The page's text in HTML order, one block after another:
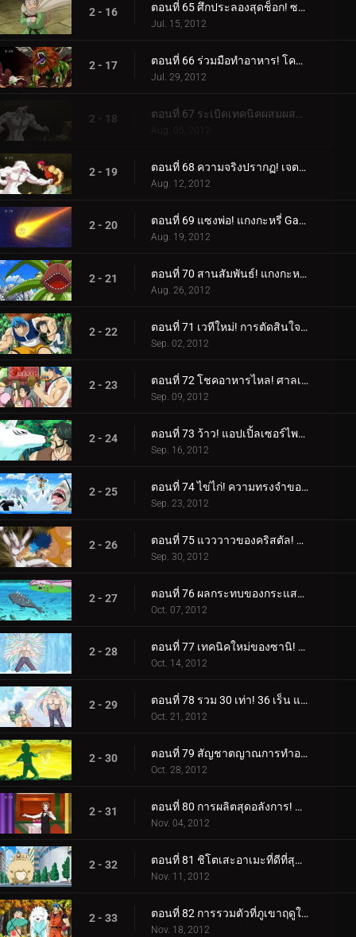
2 - 16 ตอนที่ 65 ศึกประลองสุดช็อก! ซาลาแมนเดอร์สฟิงซ์!
Jul. 15, 2012
2 - 17 ตอนที่ 66 ร่วมมือทำอาหาร! โคมัตสึคัดท้ายโทริโกะและม้าลาย!
Jul. 29, 2012
2 - 18
Aug. 05, 2012
2 - 19 ตอนที่ 68 ความจริงปรากฏ! เจตจำนงของโคมัตสึและตัวตนของสิ่งมีชีวิตลึกลับ!
Aug. 12, 2012
2 - 20 ตอนที่ 69 แซงพ่อ! แกงกะหรี่ Gatsugatsu กลางฤดูร้อน!
Aug. 19, 2012
2 - 21 ตอนที่ 70 สานสัมพันธ์! แกงกะหรี่ Supoerb Gatsugatsu!
Aug. 26, 2012
2 - 22 ตอนที่ 71 เวทีใหม่! การตัดสินใจของโทริโกะและการกลับมาของ "เขา"!
Sep. 02, 2012
2 - 23 ตอนที่ 72 โชคอาหารไหล! ศาลเจ้านักแสวงบุญ!
Sep. 09, 2012
2 - 24 ตอนที่ 73 ว้าว! แอปเปิ้ลเซอร์ไพรส์สุดอัศจรรย์!
Sep. 16, 2012
2 - 25 ตอนที่ 74 ไข่ไก่! ความทรงจำของชายชรา Yocchi และภรรยาของเขา
Sep. 23, 2012
2 - 26 ตอนที่ 75 แวววาวของคริสตัล! ปลาสลิดส่องแสง!
Sep. 30, 2012
2 - 27 ตอนที่ 76 ผลกระทบของกระแสน้ำเชี่ยว! น้ำตกยักษ์ น้ำตกแห่งความตาย!
Oct. 07, 2012
2 - 28 ตอนที่ 77 เทคนิคใหม่ของซานิ! ผลแห่งการฝึกฝนอันงดงาม!
Oct. 14, 2012
2 - 29 ตอนที่ 78 รวม 30 เท่า! 36 เร็น แฝดคูกิพันช์!
Oct. 21, 2012
2 - 30 ตอนที่ 79 สัญชาตญาณการทำอาหาร! โคมัตสึกับปลาสลิดเรืองแสง!
Oct. 28, 2012
2 - 31 ตอนที่ 80 การผลิตสุดอลังการ! บริการมื้ออาหารขั้นสุดยอด!
Nov. 04, 2012
2 - 32 ตอนที่ 81 ชิโตเสะอาเมะที่ดีที่สุด! เรื่องราวของโคมัตสึและยุน
Nov. 11, 2012
2 - 33 ตอนที่ 82 การรวมตัวที่ภูเขาฤดูใบไม้ร่วง! เทอร์ริม ยุน คิส และควิน!
Nov. 18, 2012